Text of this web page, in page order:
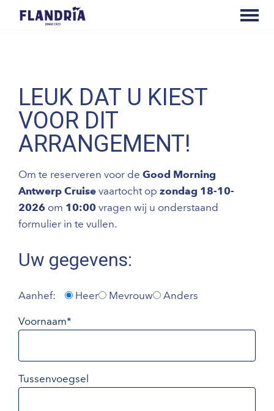
LEUK DAT U KIEST
VOOR DIT
ARRANGEMENT!
Om te reserveren voor de Good Morning
Antwerp Cruise vaartocht op zondag 18-10-
2026 om 10:00 vragen wij u onderstaand
formulier in te vullen.
Uw gegevens:
Aanhef: Heer Mevrouw Anders
Voornaam*
Tussenvoegsel